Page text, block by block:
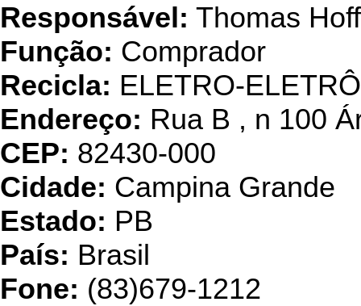
Responsável: Thomas
Função: Comprador
Recicla: ELETRO-
Endereço: Rua B , n 100
CEP: 82430-000
Cidade: Campina Grande
Estado: PB
País: Brasil
Fone: (83)679-1212